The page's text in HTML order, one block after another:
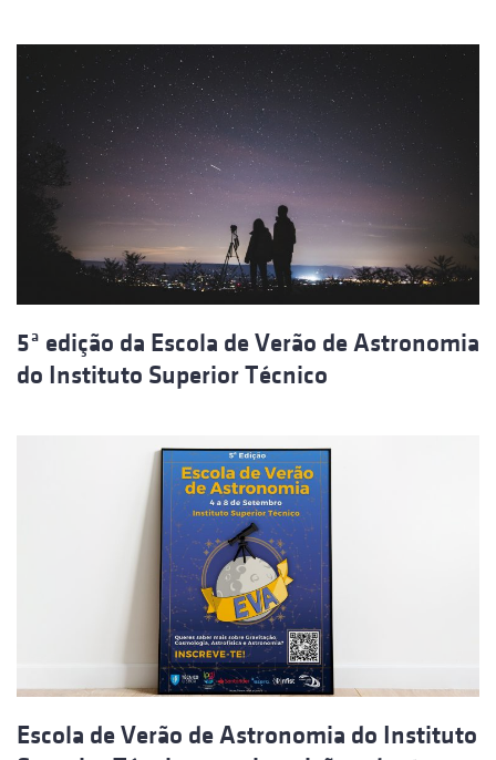
5ª edição da Escola de Verão de Astronomia
do Instituto Superior Técnico
Escola de Verão de Astronomia do Instituto